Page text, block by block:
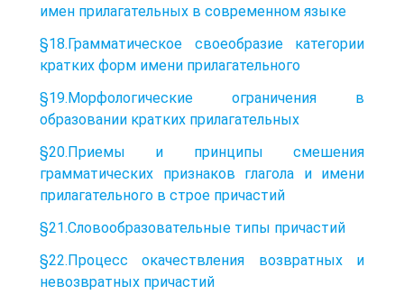
имен прилагательных в современном языке
§18.Грамматическое своеобразие категории
кратких форм имени прилагательного
§19.Морфологические ограничения в
образовании кратких прилагательных
§20.Приемы и принципы смешения
грамматических признаков глагола и имени
прилагательного в строе причастий
§21.Словообразовательные типы причастий
§22.Процесс окачествления возвратных и
невозвратных причастий